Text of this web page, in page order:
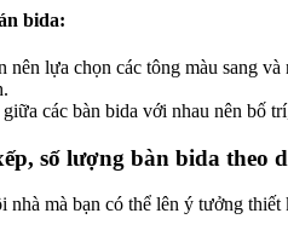
bida:
nên lựa chọn các tông màu sang
các bàn bida với nhau nên bố
số lượng bàn bida theo
nhà mà bạn có thể lên ý tưởng